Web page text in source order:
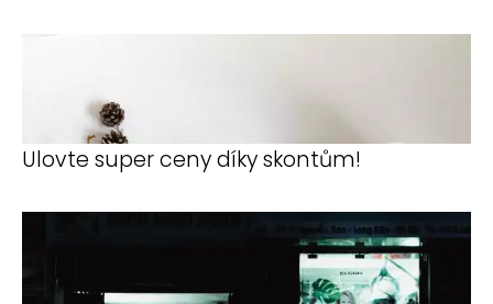
Ulovte super ceny díky skontům!